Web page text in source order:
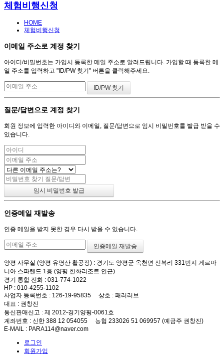
체험비행신청
HOME
체험비행신청
이메일 주소로 계정 찾기
아이디/비밀번호는 가입시 등록한 메일 주소로 알려드립니다. 가입할 때 등록한 메
일 주소를 입력하고 "ID/PW 찾기" 버튼을 클릭해주세요.
질문/답변으로 계정 찾기
회원 정보에 입력한 아이디와 이메일, 질문/답변으로 임시 비밀번호를 발급 받을 수
있습니다.
인증메일 재발송
인증 메일을 받지 못한 경우 다시 받을 수 있습니다.
양평 사무실 (양평 유명산 활공장) : 경기도 양평군 옥천면 신복리 331번지 게르마
니아 스파랜드 1층 (양평 한화리조트 인근)
경기 통합 전화 : 031-774-1022
HP : 010-4255-1102
사업자 등록번호 : 126-19-95835 상호 : 패러러브
대표 : 권창진
통신판매신고 : 제 2012-경기양평-0061호
계좌번호 : 신한 388 12 054055 농협 233026 51 069957 (예금주 권창진)
E-MAIL : PARA114@naver.com
로그인
회원가입